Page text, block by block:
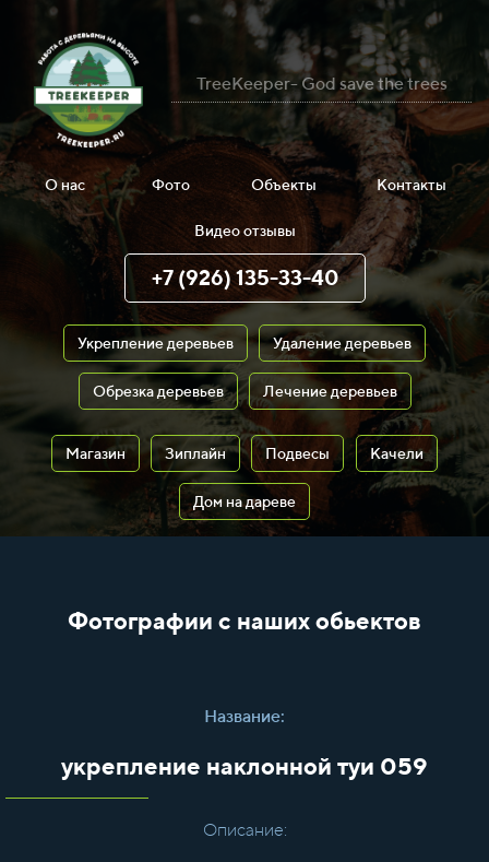
TreeKeeper- God save the trees
О нас Фото Объекты Контакты
Видео отзывы
+7 (926) 135-33-40
Укрепление деревьев Удаление деревьев
Обрезка деревьев Лечение деревьев
Магазин Зиплайн Подвесы Качели
Дом на дареве
Фотографии с наших обьектов
Название:
укрепление наклонной туи 059
Описание: